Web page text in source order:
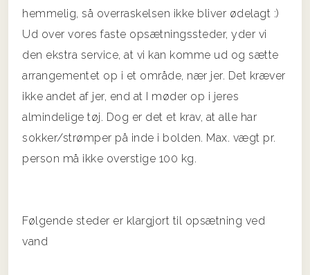
hemmelig, så overraskelsen ikke bliver ødelagt :)
Ud over vores faste opsætningssteder, yder vi
den ekstra service, at vi kan komme ud og sætte
arrangementet op i et område, nær jer. Det kræver
ikke andet af jer, end at I møder op i jeres
almindelige tøj. Dog er det et krav, at alle har
sokker/strømper på inde i bolden. Max. vægt pr.
person må ikke overstige 100 kg.
Følgende steder er klargjort til opsætning ved
vand